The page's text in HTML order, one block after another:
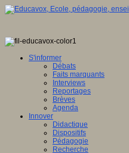
S'informer
Débats
Faits marquants
Interviews
Reportages
Brèves
Agenda
Innover
Didactique
Dispositifs
Pédagogie
Recherche